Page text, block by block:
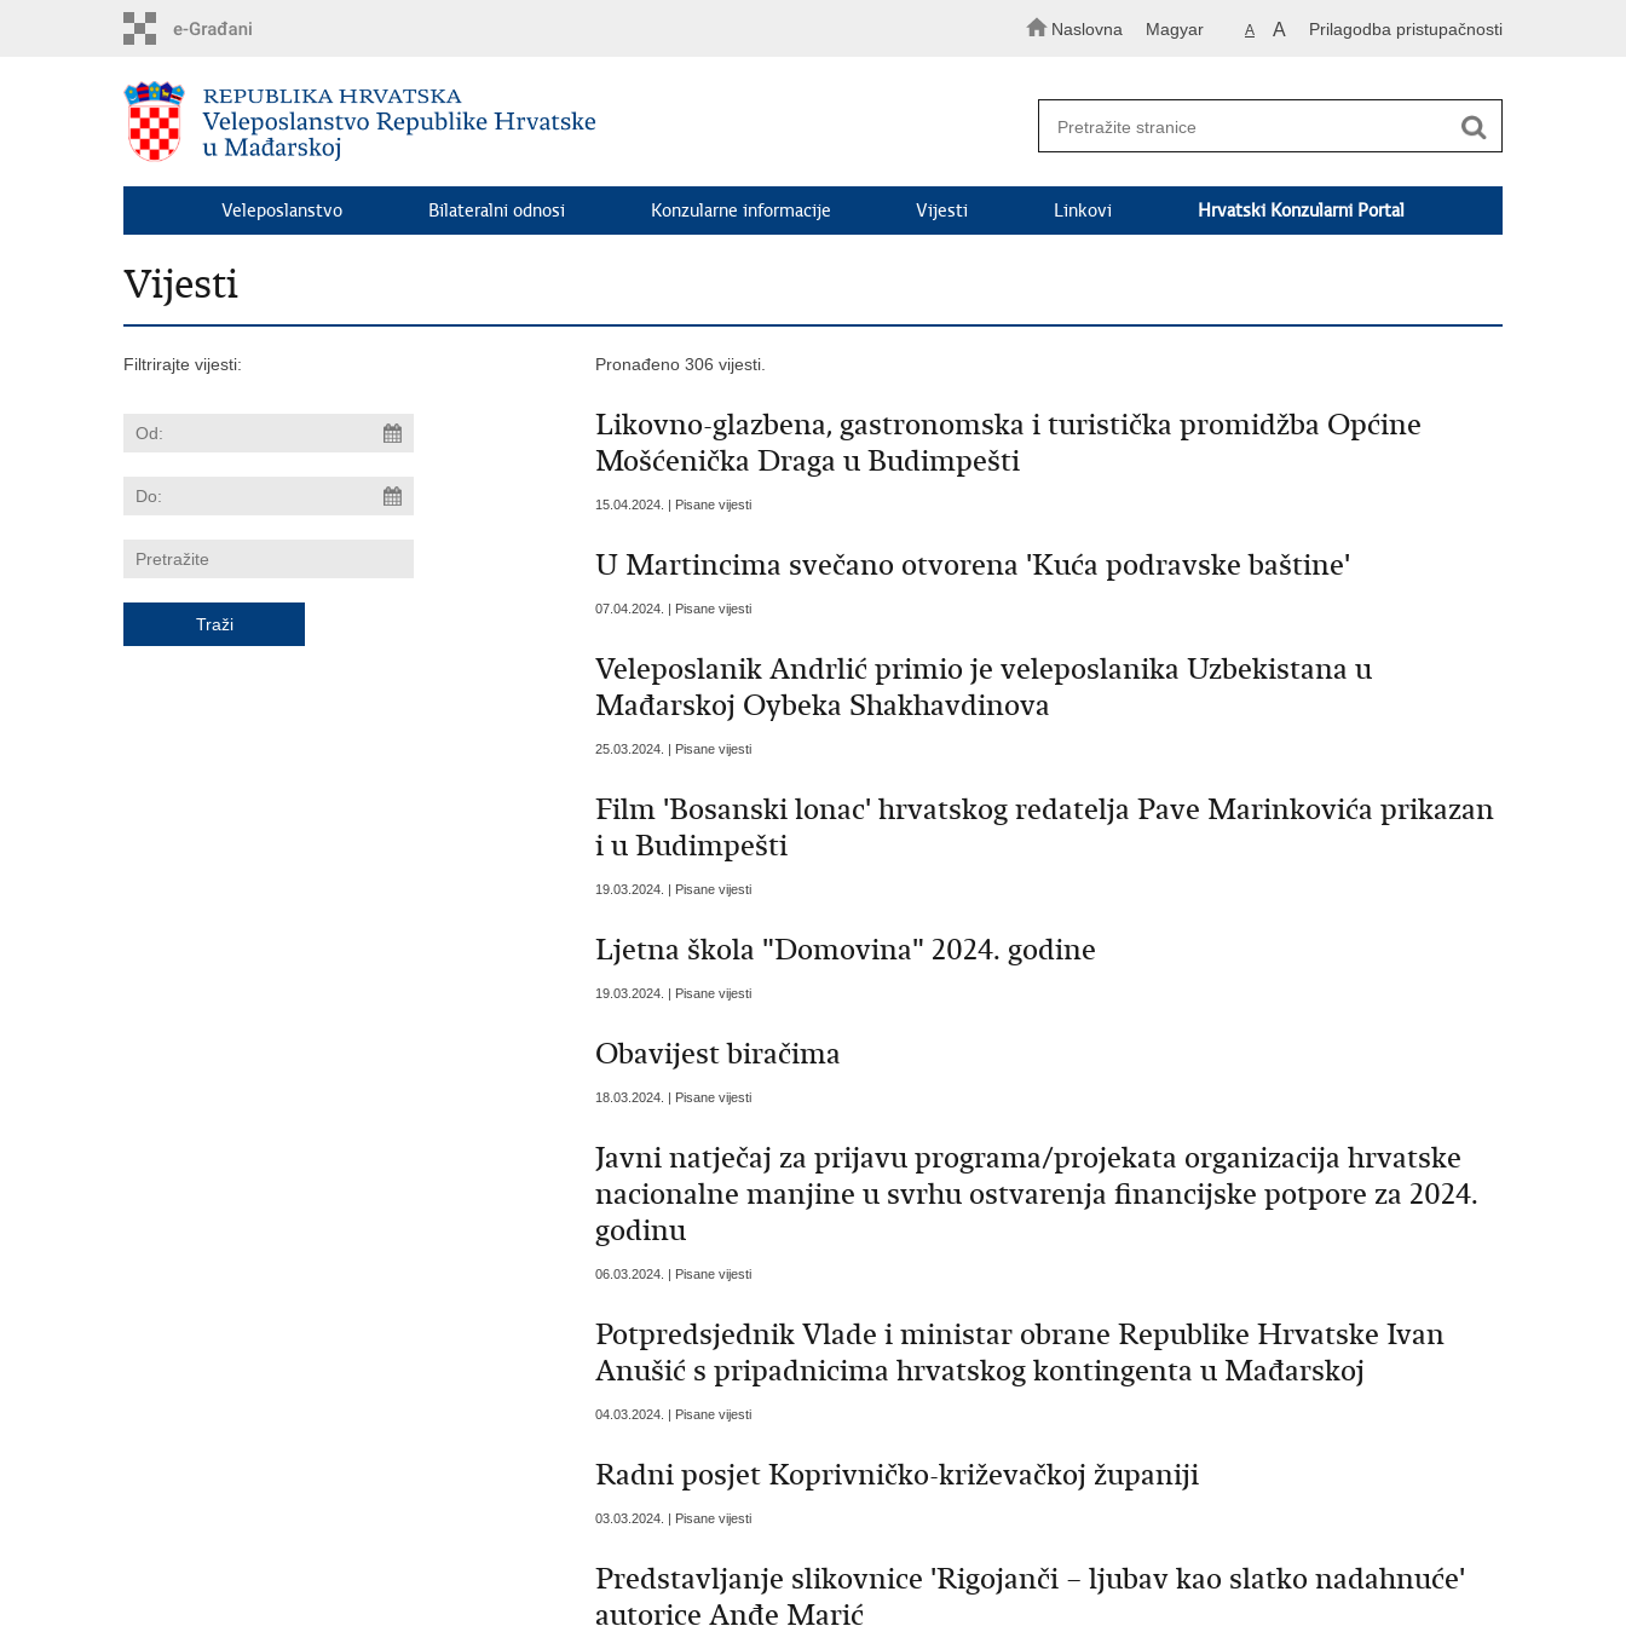
Naslovna Magyar A A Prilagodba pristupačnosti
Veleposlanstvo Bilateralni odnosi Konzularne informacije Vijesti Linkovi Hrvatski Konzularni Portal
Vijesti
Filtrirajte vijesti: Pronađeno 306 vijesti.
Likovno-glazbena, gastronomska i turistička promidžba Općine
Mošćenička Draga u Budimpešti
15.04.2024. | Pisane vijesti
U Martincima svečano otvorena 'Kuća podravske baštine'
07.04.2024. | Pisane vijesti
Veleposlanik Andrlić primio je veleposlanika Uzbekistana u
Mađarskoj Oybeka Shakhavdinova
25.03.2024. | Pisane vijesti
Film 'Bosanski lonac' hrvatskog redatelja Pave Marinkovića prikazan
i u Budimpešti
19.03.2024. | Pisane vijesti
Ljetna škola "Domovina" 2024. godine
19.03.2024. | Pisane vijesti
Obavijest biračima
18.03.2024. | Pisane vijesti
Javni natječaj za prijavu programa/projekata organizacija hrvatske
nacionalne manjine u svrhu ostvarenja financijske potpore za 2024.
godinu
06.03.2024. | Pisane vijesti
Potpredsjednik Vlade i ministar obrane Republike Hrvatske Ivan
Anušić s pripadnicima hrvatskog kontingenta u Mađarskoj
04.03.2024. | Pisane vijesti
Radni posjet Koprivničko-križevačkoj županiji
03.03.2024. | Pisane vijesti
Predstavljanje slikovnice 'Rigojanči – ljubav kao slatko nadahnuće'
autorice Anđe Marić